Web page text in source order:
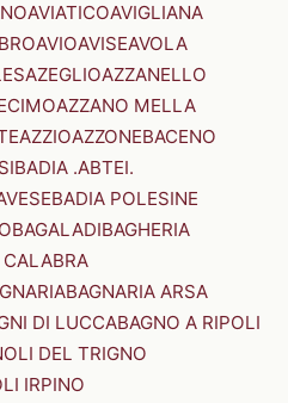
AVIATICOAVIGLIANA
AVIOAVISEAVOLA
AZEGLIOAZZANELLO
AZZANO MELLA
AZZIOAZZONEBACENO
BADIA .ABTEI.
BADIA POLESINE
BAGALADIBAGHERIA
CALABRA
BAGNARIA ARSA
DI LUCCABAGNO A RIPOLI
DEL TRIGNO
IRPINO